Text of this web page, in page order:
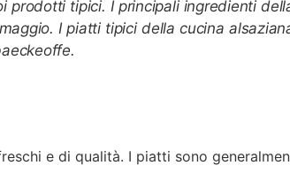
prodotti tipici. I principali ingredienti
I piatti tipici della cucina
e di qualità. I piatti sono